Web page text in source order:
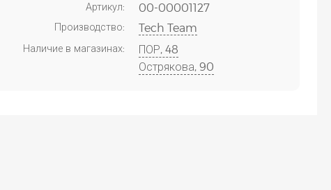
Артикул: 00-00001127
Производство: Tech Team
Наличие в магазинах:
ПОР, 48
Острякова, 90